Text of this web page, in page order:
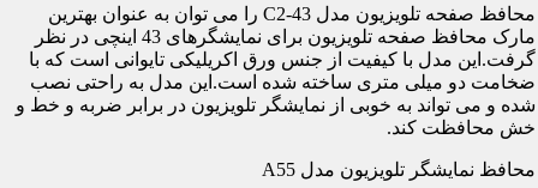
محافظ صفحه تلویزیون مدل C2-43 را می توان به عنوان بهترین
مارک محافظ صفحه تلویزیون برای نمایشگرهای 43 اینچی در نظر
گرفت.این مدل با کیفیت از جنس ورق اکریلیکی تایوانی است که با
ضخامت دو میلی متری ساخته شده است.این مدل به راحتی نصب
شده و می تواند به خوبی از نمایشگر تلویزیون در برابر ضربه و خط و
خش محافظت کند.
محافظ نمایشگر تلویزیون مدل A55